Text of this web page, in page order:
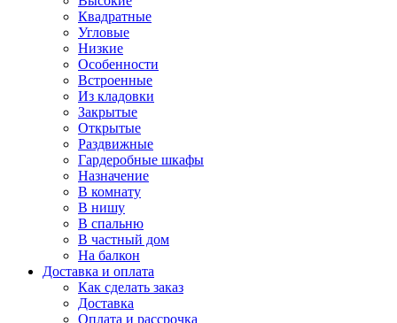
Квадратные
Угловые
Низкие
Особенности
Встроенные
Из кладовки
Закрытые
Открытые
Раздвижные
Гардеробные шкафы
Назначение
В комнату
В нишу
В спальню
В частный дом
На балкон
Доставка и оплата
Как сделать заказ
Доставка
Оплата и рассрочка